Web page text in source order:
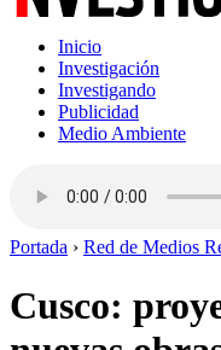
Inicio
Investigación
Investigando
Publicidad
Medio Ambiente
Portada › Red de Medios
Cusco: